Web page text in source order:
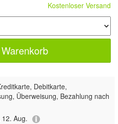
Kostenloser Versand
Debitkarte,
Überweisung, Bezahlung nach
Aug.